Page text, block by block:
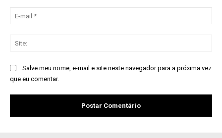
Salve meu nome, e-mail e site neste navegador para a próxima vez
que eu comentar.